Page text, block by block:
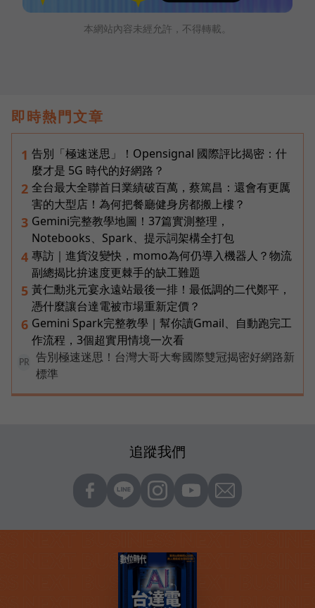
本網站內容未經允許，不得轉載。
即時熱門文章
1 告別「極速迷思」！Opensignal 國際評比揭密：什
麼才是 5G 時代的好網路？
2 全台最大全聯首日業績破百萬，蔡篤昌：還會有更厲
害的大型店！為何把餐廳健身房都搬上樓？
3 Gemini完整教學地圖！37篇實測整理，
Notebooks、Spark、提示詞架構全打包
4 專訪｜進貨沒變快，momo為何仍導入機器人？物流
副總揭比拚速度更棘手的缺工難題
5 黃仁勳兆元宴永遠站最後一排！最低調的二代鄭平，
憑什麼讓台達電被市場重新定價？
6 Gemini Spark完整教學｜幫你讀Gmail、自動跑完工
作流程，3個超實用情境一次看
PR
告別極速迷思！台灣大哥大奪國際雙冠揭密好網路新
標準
追蹤我們